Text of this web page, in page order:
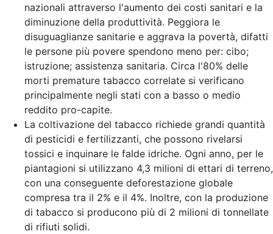
nazionali attraverso l'aumento dei costi sanitari e la
diminuzione della produttività. Peggiora le
disuguaglianze sanitarie e aggrava la povertà, difatti
le persone più povere spendono meno per: cibo;
istruzione; assistenza sanitaria. Circa l'80% delle
morti premature tabacco correlate si verificano
principalmente negli stati con a basso o medio
reddito pro-capite.
La coltivazione del tabacco richiede grandi quantità
di pesticidi e fertilizzanti, che possono rivelarsi
tossici e inquinare le falde idriche. Ogni anno, per le
piantagioni si utilizzano 4,3 milioni di ettari di terreno,
con una conseguente deforestazione globale
compresa tra il 2% e il 4%. Inoltre, con la produzione
di tabacco si producono più di 2 milioni di tonnellate
di rifiuti solidi.